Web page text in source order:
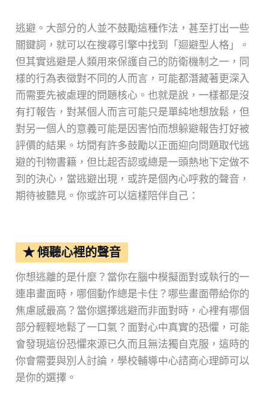
逃避。大部分的人並不鼓勵這種作法，甚至打出一些
關鍵詞，就可以在搜尋引擎中找到「迴避型人格」。
但其實逃避是人類用來保護自己的防衛機制之一，同
樣的行為表徵對不同的人而言，可能都潛藏著更深入
而需要先被處理的問題核心。也就是說，一樣都是沒
有打報告，對某個人而言可能只是單純地想放鬆，但
對另一個人的意義可能是因害怕而想躲避報告打好被
評價的結果。坊間有許多鼓勵以正面迎向問題取代逃
避的刊物書籍，但比起否認或總是一頭熱地下定做不
到的決心，當逃避出現，或許是個內心呼救的聲音，
期待被聽見。你或許可以這樣陪伴自己：
★ 傾聽心裡的聲音
你想逃離的是什麼？當你在腦中模擬面對或執行的一
連串畫面時，哪個動作總是卡住？哪些畫面帶給你的
焦慮感最高？當你選擇逃避而非面對時，心裡有哪個
部分輕輕地鬆了一口氣？面對心中真實的恐懼，可能
會發現這份恐懼來源已久而且無法獨自克服，這時的
你會需要與別人討論，學校輔導中心諮商心理師可以
是你的選擇。